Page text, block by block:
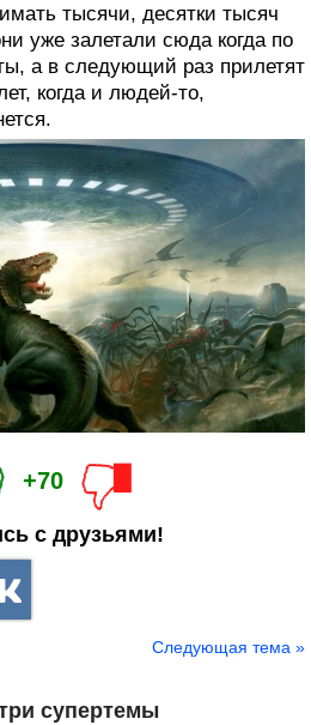
тысячи, десятки тысяч
уже залетали сюда когда по
а в следующий раз прилетят
когда и людей-то,
+70
с друзьями!
Следующая тема »
супертемы